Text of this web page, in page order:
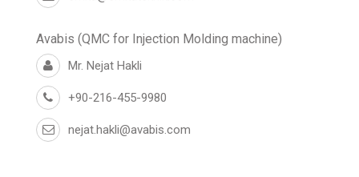
Avabis (QMC for Injection Molding machine)
Mr. Nejat Hakli
+90-216-455-9980
nejat.hakli@avabis.com